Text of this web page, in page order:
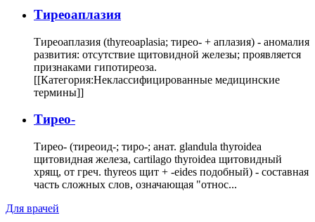
Тиреоаплазия
Тиреоаплазия (thyreoaplasia; тирео- + аплазия) - аномалия
развития: отсутствие щитовидной железы; проявляется
признаками гипотиреоза.
[[Категория:Неклассифицированные медицинские
термины]]
Тирео-
Тирео- (тиреоид-; тиро-; анат. glandula thyroidea
щитовидная железа, cartilago thyroidea щитовидный
хрящ, от греч. thyreos щит + -eides подобный) - составная
часть сложных слов, означающая "относ...
Для врачей